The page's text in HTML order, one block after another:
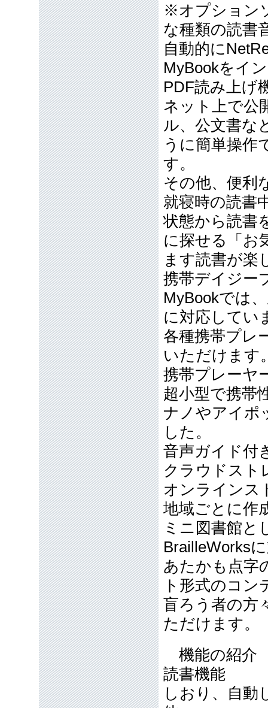
※オプション
な種類の読書
自動的に
MyBookをイ
PDF読み上げ
ネット上で公
ル、公文書な
うに簡単操作
す。
その他、便利
就寝時の読書
状態から読書
に探せる「お
ます読書が楽
携帯デイジー
MyBookでは
に対応してい
各種携帯プレ
いただけます
携帯プレーヤ
超小型で携帯
ナノやアイポ
した。
音声ガイド付
クラウドスト
オンラインス
地域ごとに作
ミニ図書館と
BrailleWorks
あたかも点字
ト形式のコ
盲ろう者の方
ただけます。
機能の紹
読書機能
しおり、自動